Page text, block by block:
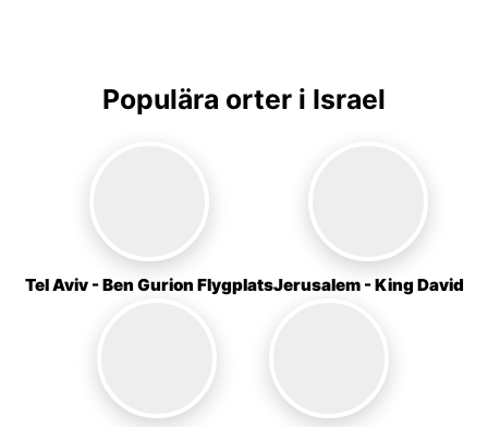
Populära orter i Israel
Tel Aviv - Ben Gurion FlygplatsJerusalem - King David